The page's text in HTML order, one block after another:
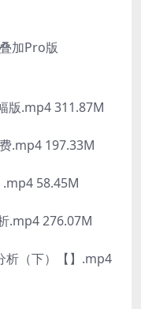
加Pro版
版.mp4 311.87M
.mp4 197.33M
58.45M
.mp4 276.07M
析（下）【】.mp4